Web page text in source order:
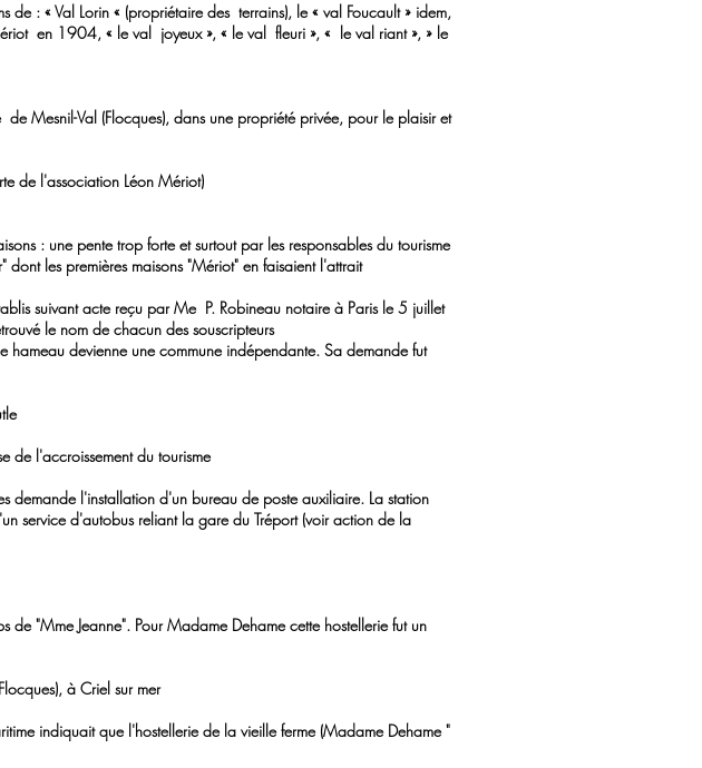
« Val Lorin « (propriétaire des terrains), le « val Foucault » idem,
en 1904, « le val joyeux », « le val fleuri », « le val riant », » le
Mesnil-Val (Flocques), dans une propriété privée, pour le plaisir et
de l'association Léon Mériot)
: une pente trop forte et surtout par les responsables du tourisme
les premières maisons "Mériot" en faisaient l'attrait
suivant acte reçu par Me P. Robineau notaire à Paris le 5 juillet
le nom de chacun des souscripteurs
devienne une commune indépendante. Sa demande fut
l'accroissement du tourisme
l'installation d'un bureau de poste auxiliaire. La station
service d'autobus reliant la gare du Tréport (voir action de la
de "Mme Jeanne". Pour Madame Dehame cette hostellerie fut un
à Criel sur mer
indiquait que l'hostellerie de la vieille ferme (Madame Dehame "